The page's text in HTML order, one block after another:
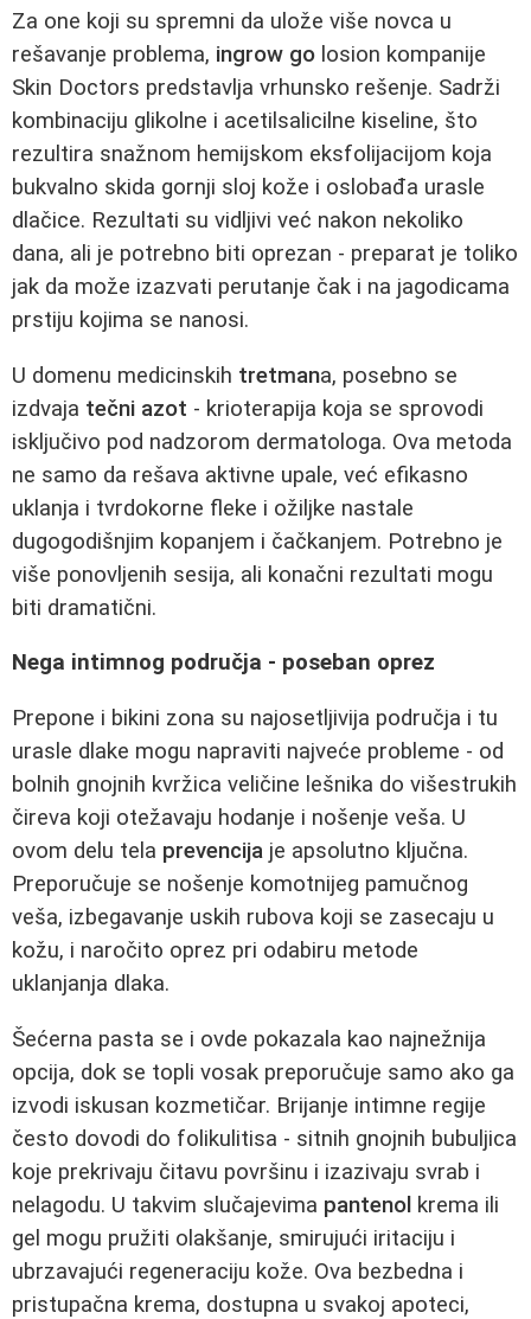
Za one koji su spremni da ulože više novca u
rešavanje problema, ingrow go losion kompanije
Skin Doctors predstavlja vrhunsko rešenje. Sadrži
kombinaciju glikolne i acetilsalicilne kiseline, što
rezultira snažnom hemijskom eksfolijacijom koja
bukvalno skida gornji sloj kože i oslobađa urasle
dlačice. Rezultati su vidljivi već nakon nekoliko
dana, ali je potrebno biti oprezan - preparat je toliko
jak da može izazvati perutanje čak i na jagodicama
prstiju kojima se nanosi.
U domenu medicinskih tretmana, posebno se
izdvaja tečni azot - krioterapija koja se sprovodi
isključivo pod nadzorom dermatologa. Ova metoda
ne samo da rešava aktivne upale, već efikasno
uklanja i tvrdokorne fleke i ožiljke nastale
dugogodišnjim kopanjem i čačkanjem. Potrebno je
više ponovljenih sesija, ali konačni rezultati mogu
biti dramatični.
Nega intimnog područja - poseban oprez
Prepone i bikini zona su najosetljivija područja i tu
urasle dlake mogu napraviti najveće probleme - od
bolnih gnojnih kvržica veličine lešnika do višestrukih
čireva koji otežavaju hodanje i nošenje veša. U
ovom delu tela prevencija je apsolutno ključna.
Preporučuje se nošenje komotnijeg pamučnog
veša, izbegavanje uskih rubova koji se zasecaju u
kožu, i naročito oprez pri odabiru metode
uklanjanja dlaka.
Šećerna pasta se i ovde pokazala kao najnežnija
opcija, dok se topli vosak preporučuje samo ako ga
izvodi iskusan kozmetičar. Brijanje intimne regije
često dovodi do folikulitisa - sitnih gnojnih bubuljica
koje prekrivaju čitavu površinu i izazivaju svrab i
nelagodu. U takvim slučajevima pantenol krema ili
gel mogu pružiti olakšanje, smirujući iritaciju i
ubrzavajući regeneraciju kože. Ova bezbedna i
pristupačna krema, dostupna u svakoj apoteci,